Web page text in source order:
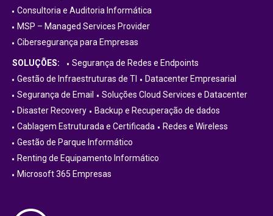
Consultoria e Auditoria Informática
MSP – Managed Services Provider
Cibersegurança para Empresas
SOLUÇÕES:
Segurança de Redes e Endpoints
Gestão de Infraestruturas de TI
Datacenter Empresarial
Segurança de Email
Soluções Cloud Services e Datacenter
Disaster Recovery
Backup e Recuperação de dados
Cablagem Estruturada e Certificada
Redes e Wireless
Gestão de Parque Informático
Renting de Equipamento Informático
Microsoft 365 Empresas